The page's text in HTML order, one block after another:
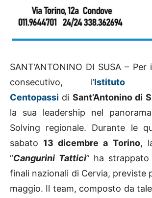
SANT’ANTONINO DI SUSA –
consecutivo, l’Istituto
Centopassi di Sant’Antonino di
la sua leadership nel
Solving regionale. Durante le
sabato 13 dicembre a Torino,
“Cangurini Tattici” ha
finali nazionali di Cervia, previste
maggio. Il team, composto da